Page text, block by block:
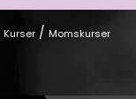
Kurser/ Momskurser